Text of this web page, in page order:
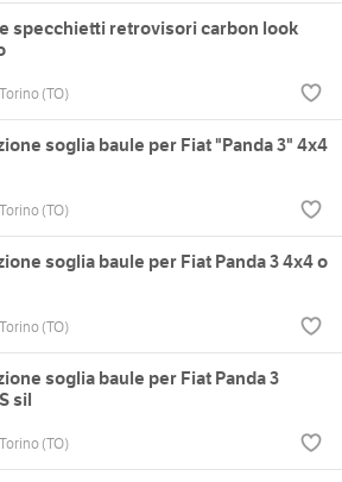
specchietti retrovisori carbon look
(TO)
soglia baule per Fiat "Panda 3" 4x4
(TO)
soglia baule per Fiat Panda 3 4x4 o
(TO)
soglia baule per Fiat Panda 3
sil
(TO)